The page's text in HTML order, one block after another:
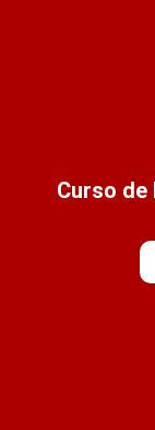
Curso